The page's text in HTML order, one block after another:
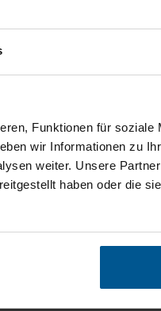
Funktionen für soziale
wir Informationen zu
weiter. Unsere
haben oder die
des Nachhalls.
werden durch den
Chill-Motiv verstärkt das
auf einen
aus unseren
PLUS mit
der Produktivitätvon